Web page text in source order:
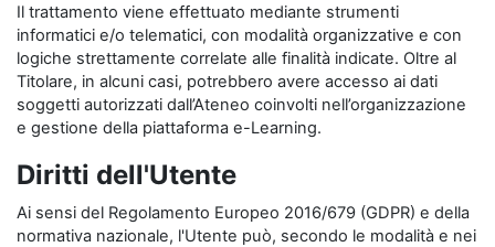
Il trattamento viene effettuato mediante strumenti
informatici e/o telematici, con modalità organizzative e con
logiche strettamente correlate alle finalità indicate. Oltre al
Titolare, in alcuni casi, potrebbero avere accesso ai dati
soggetti autorizzati dall’Ateneo coinvolti nell’organizzazione
e gestione della piattaforma e-Learning.
Diritti dell'Utente
Ai sensi del Regolamento Europeo 2016/679 (GDPR) e della
normativa nazionale, l'Utente può, secondo le modalità e nei